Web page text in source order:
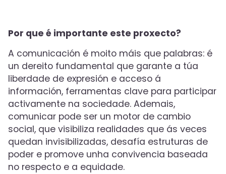
Por que é importante este proxecto?
A comunicación é moito máis que palabras: é
un dereito fundamental que garante a túa
liberdade de expresión e acceso á
información, ferramentas clave para participar
activamente na sociedade. Ademais,
comunicar pode ser un motor de cambio
social, que visibiliza realidades que ás veces
quedan invisibilizadas, desafía estruturas de
poder e promove unha convivencia baseada
no respecto e a equidade.